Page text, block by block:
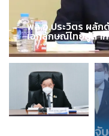
พล.อ.ประวิตร ผลัก
เอกลักษณ์ไทยสู่สา